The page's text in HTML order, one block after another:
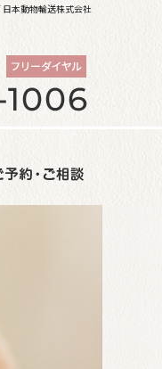
本動物輸送株式会社